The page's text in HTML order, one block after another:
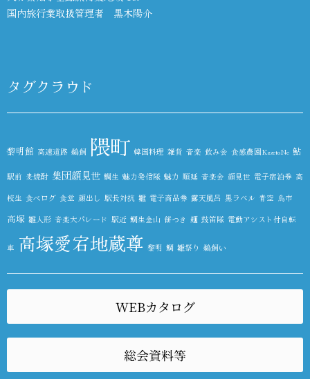
国内旅行業取扱管理者 黒木陽介
タグクラウド
黎明館 高速道路 鵜飼 隈町 韓国料理 雑貨 音楽 飲み会 食感農園KazetoNe 鮎
駅前 麦焼酎 集団顔見世 鯛生 魅力発信隊 魅力 順延 音楽会 顔見世 電子宿泊券 高
校生 食べログ 食堂 顔出し 駅長対抗 雛 電子商品券 露天風呂 黒ラベル 青空 鳥市
高塚 雛人形 音楽大パレード 駅近 鯛生金山 餅つき 麺 鼓笛隊 電動アシスト付自転
車 高塚愛宕地蔵尊 黎明 鯛 雛祭り 鵜飼い
WEBカタログ
総会資料等